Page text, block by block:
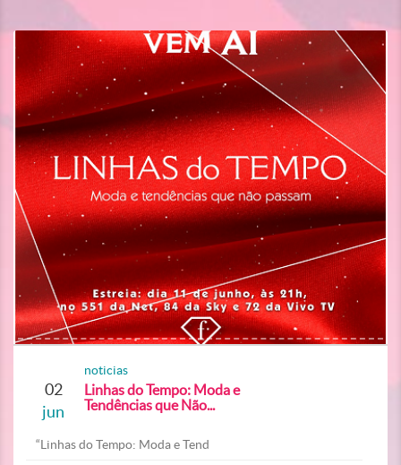
02
jun
noticias
Linhas do Tempo: Moda e
Tendências que Não...
“Linhas do Tempo: Moda e Tend